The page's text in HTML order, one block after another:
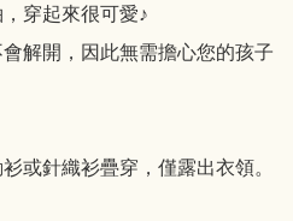
穿起來很可愛♪
解開，因此無需擔心您的孩子
或針織衫疊穿，僅露出衣領。